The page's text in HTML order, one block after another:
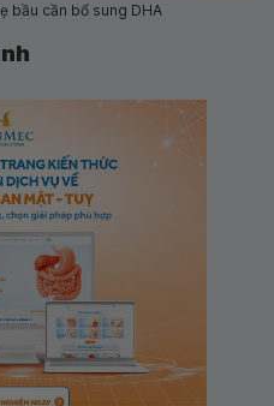
bầu cần bổ sung DHA